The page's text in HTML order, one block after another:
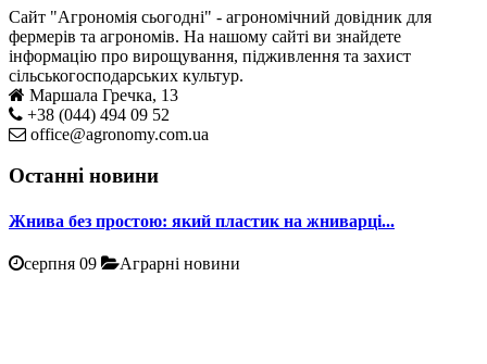
Сайт "Агрономія сьогодні" - агрономічний довідник для
фермерів та агрономів. На нашому сайті ви знайдете
інформацію про вирощування, підживлення та захист
сільськогосподарських культур.
Маршала Гречка, 13
+38 (044) 494 09 52
office@agronomy.com.ua
Останні новини
Жнива без простою: який пластик на жниварці...
серпня 09 Аграрні новини